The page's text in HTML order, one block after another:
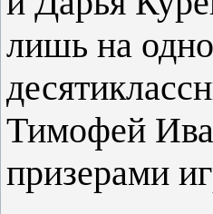
лишь на
Тимофей
призерами